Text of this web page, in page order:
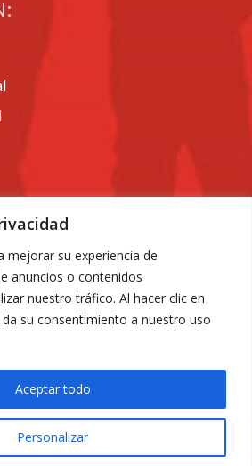
mejorar su experiencia de
anuncios o contenidos
nuestro tráfico. Al hacer clic en
su consentimiento a nuestro uso
Personalizar
Aceptar todo
bombas nº6. 30009 Murcia
Privacidad|